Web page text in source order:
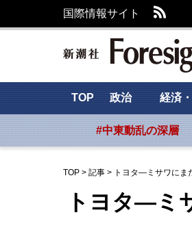
国際情報サイト
TOP 政治 経済
#中東動乱の深層
TOP > 記事 > トヨタ―ミサワにま
トヨタ―ミ